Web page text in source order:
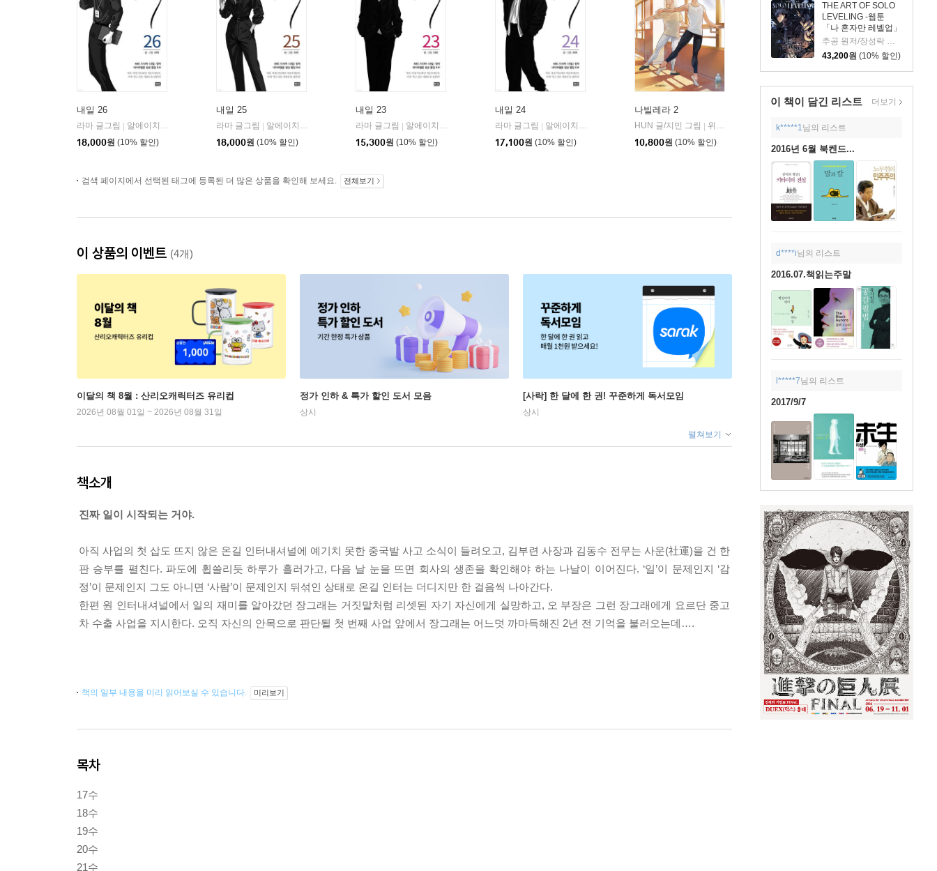
THE ART OF SOLO
LEVELING -웹툰
「나 혼자만 레벨업」
공식 아트북-
추공 원저/장성락 그림
43,200원 (10% 할인)
이 책이 담긴 리스트 더보기
k*****1님의 리스트
2016년 6월 북켄드...
d****i님의 리스트
2016.07.책읽는주말
l*****7님의 리스트
2017/9/7
내일 26
라마 글그림
알에이치코리아(RHK)
18,000원 (10% 할인)
내일 25
라마 글그림
알에이치코리아(RHK)
18,000원 (10% 할인)
내일 23
라마 글그림
알에이치코리아(RHK)
15,300원 (10% 할인)
내일 24
라마 글그림
알에이치코리아(RHK)
17,100원 (10% 할인)
나빌레라 2
HUN 글/지민 그림
위즈덤하우스
10,800원 (10% 할인)
검색 페이지에서 선택된 태그에 등록된 더 많은 상품을 확인해 보세요. 전체보기
이 상품의 이벤트 (4개)
이달의 책 8월 : 산리오캐릭터즈 유리컵
2026년 08월 01일 ~ 2026년 08월 31일
정가 인하 & 특가 할인 도서 모음
상시
[사락] 한 달에 한 권! 꾸준하게 독서모임
상시
펼쳐보기
책소개
진짜 일이 시작되는 거야.
아직 사업의 첫 삽도 뜨지 않은 온길 인터내셔널에 예기치 못한 중국발 사고 소식이 들려오고, 김부련 사장과 김동수 전무는 사운(社運)을 건 한
판 승부를 펼친다. 파도에 휩쓸리듯 하루가 흘러가고, 다음 날 눈을 뜨면 회사의 생존을 확인해야 하는 나날이 이어진다. ‘일’이 문제인지 ‘감
정’이 문제인지 그도 아니면 ‘사람’이 문제인지 뒤섞인 상태로 온길 인터는 더디지만 한 걸음씩 나아간다.
한편 원 인터내셔널에서 일의 재미를 알아갔던 장그래는 거짓말처럼 리셋된 자기 자신에게 실망하고, 오 부장은 그런 장그래에게 요르단 중고
차 수출 사업을 지시한다. 오직 자신의 안목으로 판단될 첫 번째 사업 앞에서 장그래는 어느덧 까마득해진 2년 전 기억을 불러오는데….
책의 일부 내용을 미리 읽어보실 수 있습니다. 미리보기
목차
17수
18수
19수
20수
21수